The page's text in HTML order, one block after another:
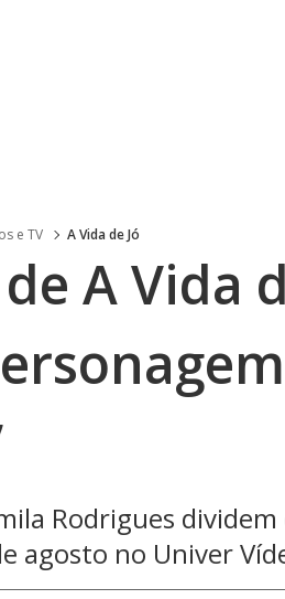
e TV A Vida de Jó
A Vida
Rodrigues
agosto no Univer